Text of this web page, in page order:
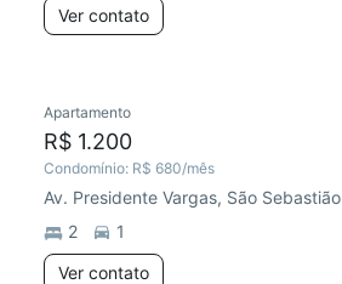
Ver contato
Apartamento
R$ 1.200
Condomínio: R$ 680/mês
Av. Presidente Vargas, São Sebastião
2
1
Ver contato